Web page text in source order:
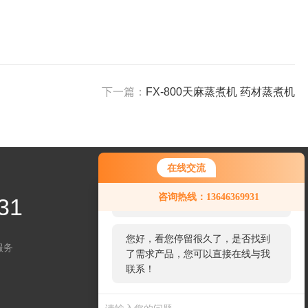
在线交流
咨询热线：13646369931
服务，请问您要咨询什么问题呢？
您好，看您停留很久了，是否找到
了需求产品，您可以直接在线与我
联系！
下一篇： FX-800天麻蒸煮机 药材蒸煮机
务
关注微信